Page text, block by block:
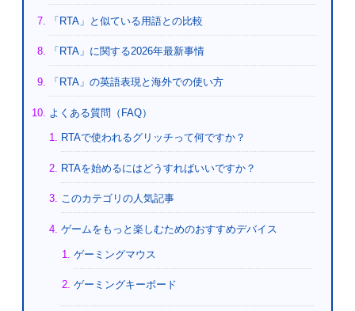
「RTA」と似ている用語との比較
「RTA」に関する2026年最新事情
「RTA」の英語表現と海外での使い方
よくある質問（FAQ）
RTAで使われるグリッチって何ですか？
RTAを始めるにはどうすればいいですか？
このカテゴリの人気記事
ゲームをもっと楽しむためのおすすめデバイス
ゲーミングマウス
ゲーミングキーボード